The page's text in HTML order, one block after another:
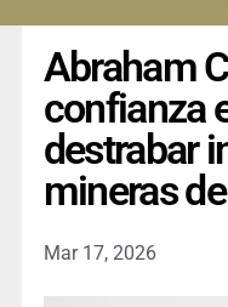
Abraham
confianza
destrabar
mineras
Mar 17, 2026